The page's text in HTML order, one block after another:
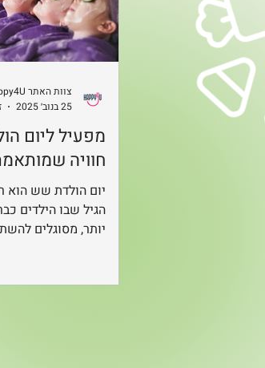
חוויה
יום הולדת שש הוא
הגיל שבו הילדים
יותר, מסוגלים
וחוויה. מצד שני
ליהנות מתחרויות,
קבוצתי. כאן
צוות האתר Happy4U
25 בנוב׳ 2025